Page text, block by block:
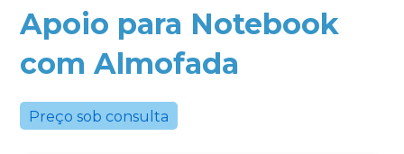
Apoio para Notebook
com Almofada
Preço sob consulta
+55